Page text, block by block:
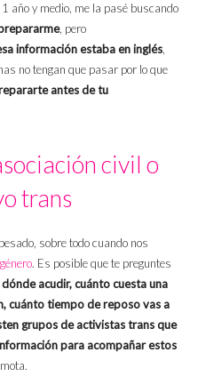
año y medio, me la pasé buscando
, pero
información estaba en inglés,
no tengan que pasar por lo que
antes de tu
civil o
trans
sobre todo cuando nos
. Es posible que te preguntes
acudir, cuánto cuesta una
cuánto tiempo de reposo vas a
grupos de activistas trans que
para acompañar estos